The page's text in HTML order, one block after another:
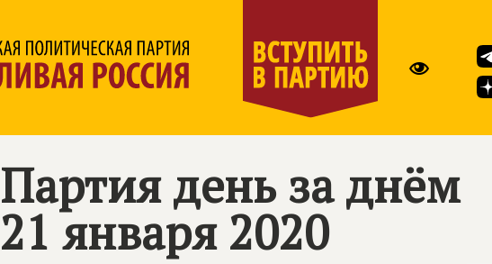
Партия день за днём
21 января 2020